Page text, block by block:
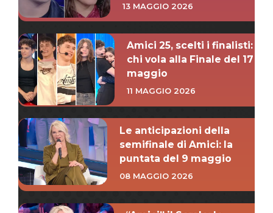
13 MAGGIO 2026
Amici 25, scelti i finalisti:
chi vola alla Finale del 17
maggio
11 MAGGIO 2026
Le anticipazioni della
semifinale di Amici: la
puntata del 9 maggio
08 MAGGIO 2026